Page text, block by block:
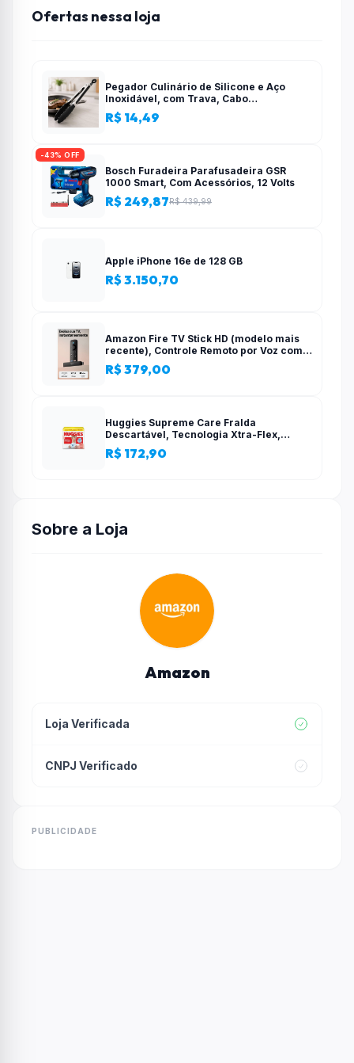
Ofertas nessa loja
Pegador Culinário de Silicone e Aço
Inoxidável, com Trava, Cabo
Antiderrapante, Multiuso, Preto, de 28
cm, Para salada, pastas, cozinha
R$ 14,49
-43% OFF
Bosch Furadeira Parafusadeira GSR
1000 Smart, Com Acessórios, 12 Volts
R$ 249,87R$ 439,99
Apple iPhone 16e de 128 GB
R$ 3.150,70
Amazon Fire TV Stick HD (modelo mais
recente), Controle Remoto por Voz com
Alexa, alimentado pela TV, com
configuração simples
R$ 379,00
Huggies Supreme Care Fralda
Descartável, Tecnologia Xtra-Flex,
Canais em X, Máxima Proteção, XG, 140
Unidades
R$ 172,90
Sobre a Loja
Amazon
Loja Verificada
CNPJ Verificado
PUBLICIDADE